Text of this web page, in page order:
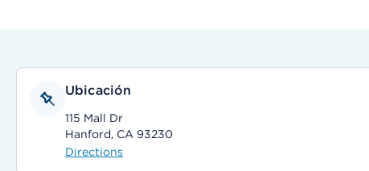
Ubicación
115 Mall Dr
Hanford, CA 93230
Directions